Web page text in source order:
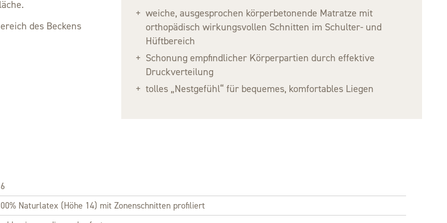
des Beckens
weiche, ausgesprochen körperbetonende Matratze mit
orthopädisch wirkungsvollen Schnitten im Schulter- und
Hüftbereich
Schonung empfindlicher Körperpartien durch effektive
Druckverteilung
tolles „Nestgefühl“ für bequemes, komfortables Liegen
Naturlatex (Höhe 14) mit Zonenschnitten profiliert